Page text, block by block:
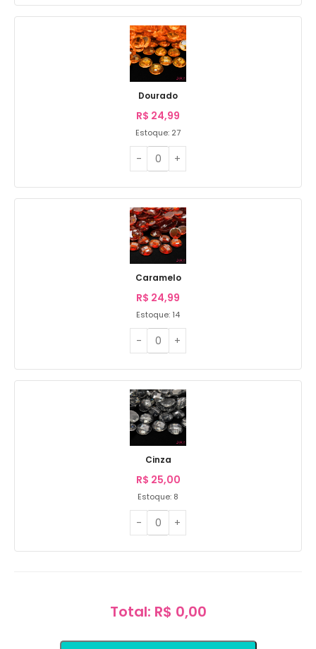
Dourado
R$ 24,99
Estoque: 27
Caramelo
R$ 24,99
Estoque: 14
Cinza
R$ 25,00
Estoque: 8
Total: R$ 0,00